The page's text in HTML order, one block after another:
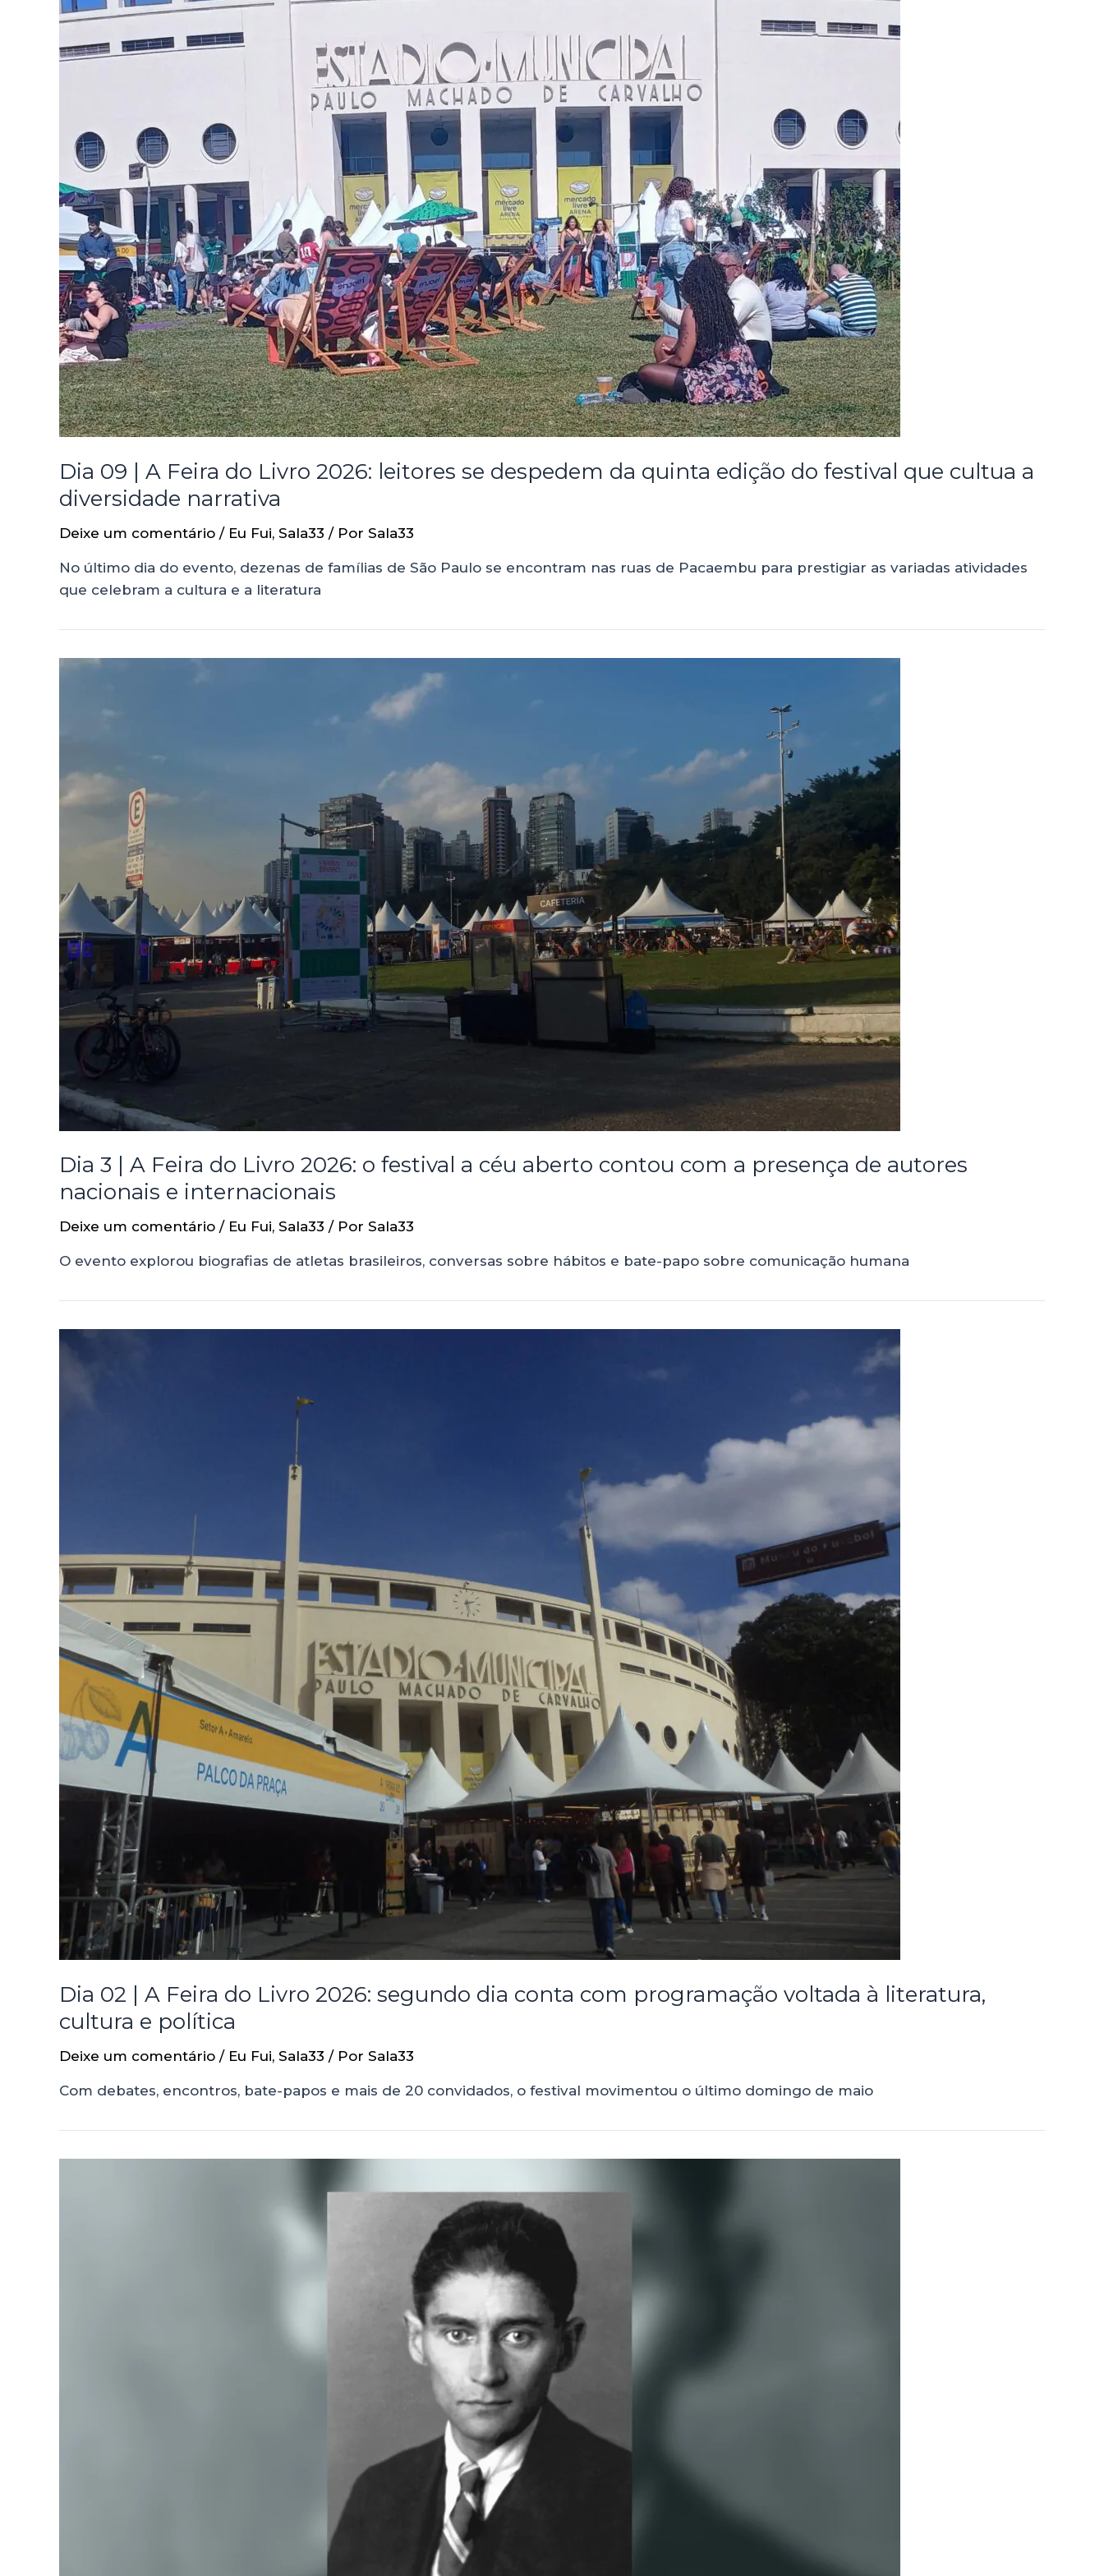
Dia 09 | A Feira do Livro 2026: leitores se despedem da quinta edição do festival que cultua a
diversidade narrativa
Deixe um comentário / Eu Fui, Sala33 / Por Sala33
No último dia do evento, dezenas de famílias de São Paulo se encontram nas ruas de Pacaembu para prestigiar as variadas atividades
que celebram a cultura e a literatura
Dia 3 | A Feira do Livro 2026: o festival a céu aberto contou com a presença de autores
nacionais e internacionais
Deixe um comentário / Eu Fui, Sala33 / Por Sala33
O evento explorou biografias de atletas brasileiros, conversas sobre hábitos e bate-papo sobre comunicação humana
Dia 02 | A Feira do Livro 2026: segundo dia conta com programação voltada à literatura,
cultura e política
Deixe um comentário / Eu Fui, Sala33 / Por Sala33
Com debates, encontros, bate-papos e mais de 20 convidados, o festival movimentou o último domingo de maio